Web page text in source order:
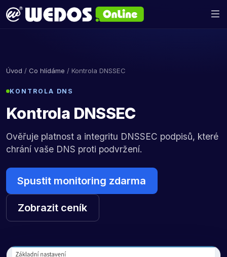
Úvod / Co hlídáme / Kontrola DNSSEC
KONTROLA DNS
Kontrola DNSSEC
Ověřuje platnost a integritu DNSSEC podpisů, které
chrání vaše DNS proti podvržení.
Spustit monitoring zdarma
Zobrazit ceník